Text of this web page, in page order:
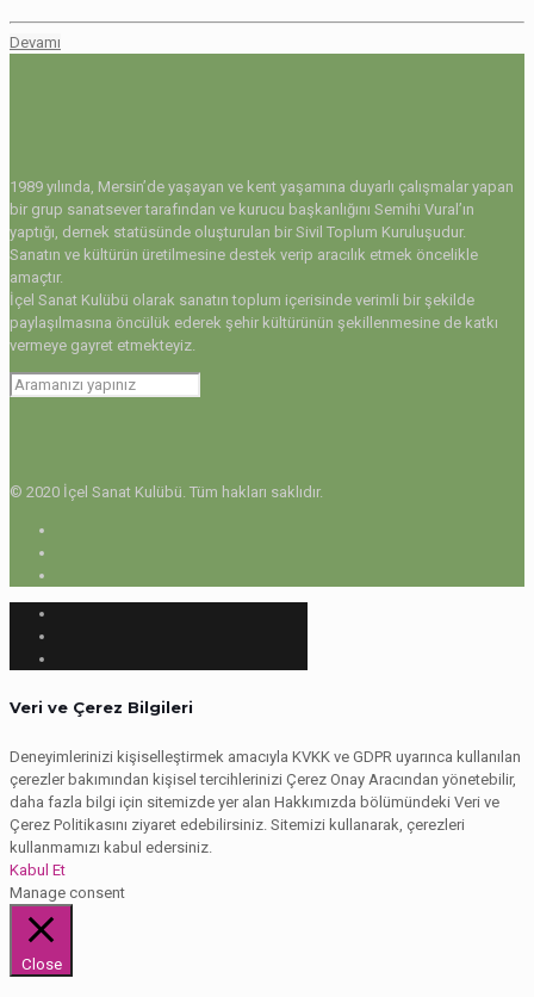
Devamı
1989 yılında, Mersin’de yaşayan ve kent yaşamına duyarlı çalışmalar yapan
bir grup sanatsever tarafından ve kurucu başkanlığını Semihi Vural’ın
yaptığı, dernek statüsünde oluşturulan bir Sivil Toplum Kuruluşudur.
Sanatın ve kültürün üretilmesine destek verip aracılık etmek öncelikle
amaçtır.
İçel Sanat Kulübü olarak sanatın toplum içerisinde verimli bir şekilde
paylaşılmasına öncülük ederek şehir kültürünün şekillenmesine de katkı
vermeye gayret etmekteyiz.
© 2020 İçel Sanat Kulübü. Tüm hakları saklıdır.
Veri ve Çerez Bilgileri
Deneyimlerinizi kişiselleştirmek amacıyla KVKK ve GDPR uyarınca kullanılan
çerezler bakımından kişisel tercihlerinizi Çerez Onay Aracından yönetebilir,
daha fazla bilgi için sitemizde yer alan Hakkımızda bölümündeki Veri ve
Çerez Politikasını ziyaret edebilirsiniz. Sitemizi kullanarak, çerezleri
kullanmamızı kabul edersiniz.
Kabul Et
Manage consent
Close